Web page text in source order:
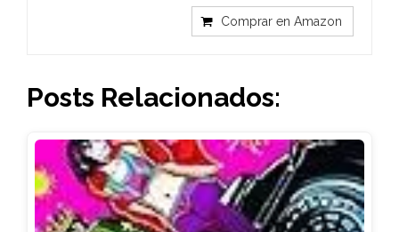
Comprar en Amazon
Posts Relacionados: